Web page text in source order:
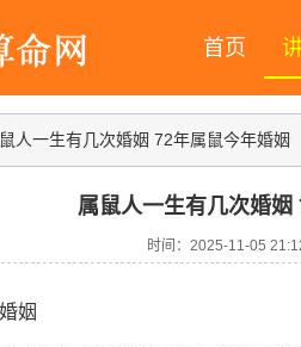
首页
人一生有几次婚姻 72年属鼠今年婚姻
属鼠人一生有几次婚姻
时间：2025-11-05
姻